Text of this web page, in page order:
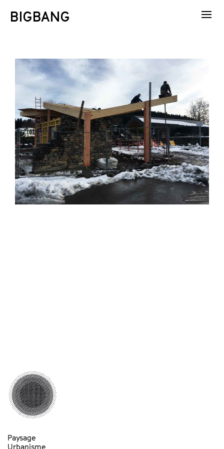
Paysage
Urbanisme